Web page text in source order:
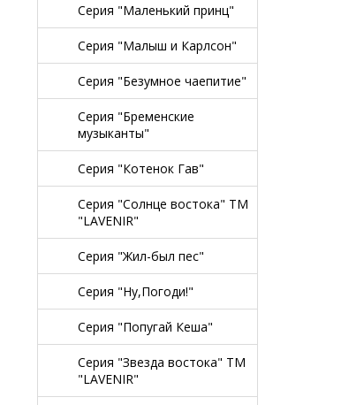
Серия "Маленький принц"
Серия "Малыш и Карлсон"
Серия "Безумное чаепитие"
Серия "Бременские
музыканты"
Серия "Котенок Гав"
Серия "Солнце востока" TM
"LAVENIR"
Серия "Жил-был пес"
Серия "Ну,Погоди!"
Серия "Попугай Кеша"
Серия "Звезда востока" TM
"LAVENIR"